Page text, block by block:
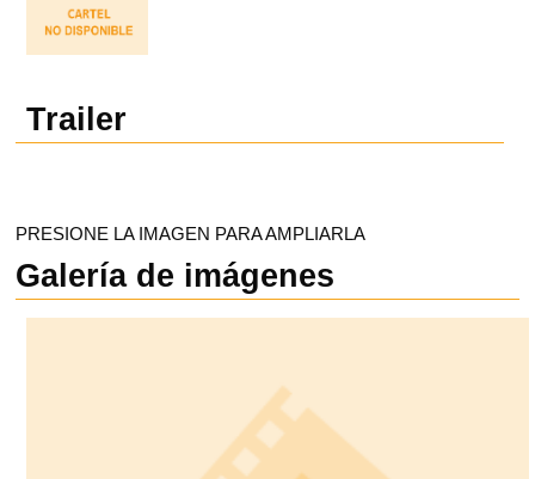
Trailer
PRESIONE LA IMAGEN PARA AMPLIARLA
Galería de imágenes